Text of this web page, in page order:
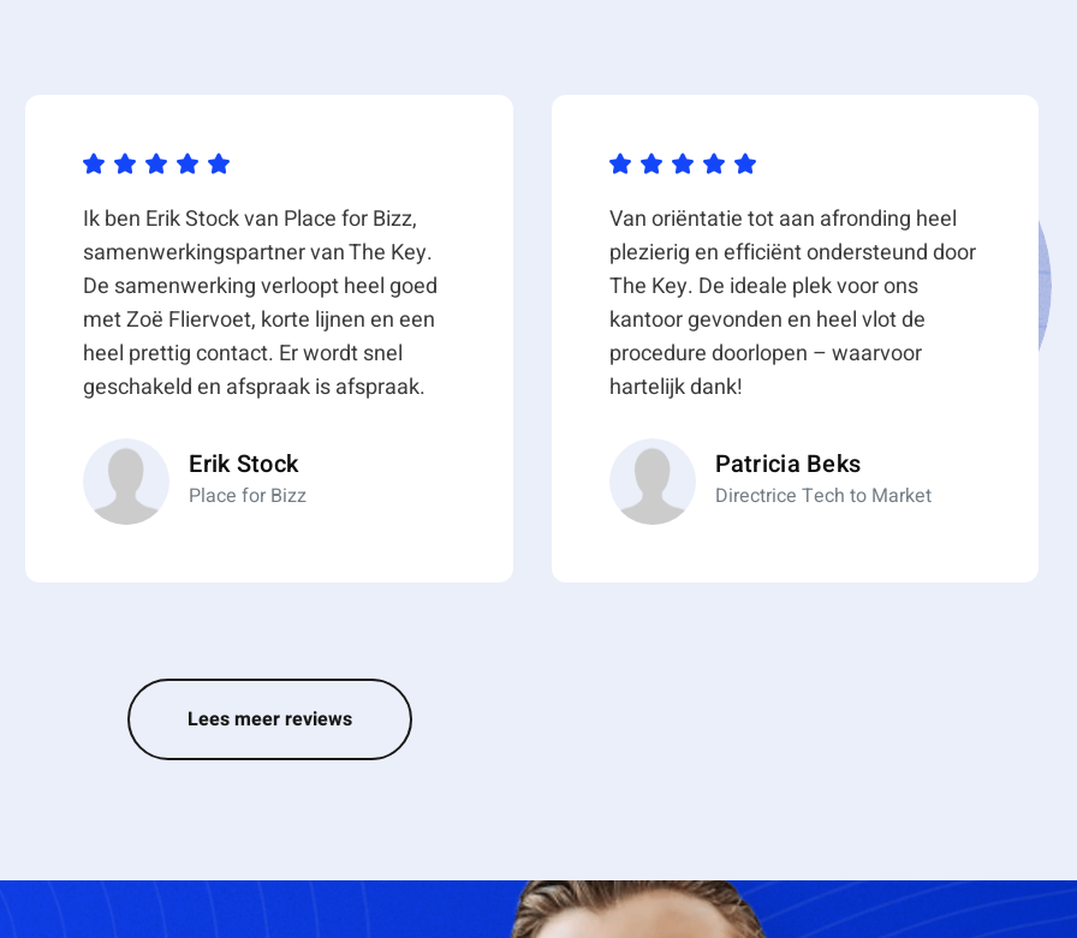
Ik ben Erik Stock van Place for Bizz,
samenwerkingspartner van The Key.
De samenwerking verloopt heel goed
met Zoë Fliervoet, korte lijnen en een
heel prettig contact. Er wordt snel
geschakeld en afspraak is afspraak.
Erik Stock
Place for Bizz
Van oriëntatie tot aan afronding heel
plezierig en efficiënt ondersteund door
The Key. De ideale plek voor ons
kantoor gevonden en heel vlot de
procedure doorlopen – waarvoor
hartelijk dank!
Patricia Beks
Directrice Tech to Market
Lees meer reviews